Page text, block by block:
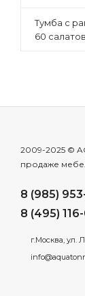
Тумба с
60
2009-2025 ©
продаже
8 (985)
8 (495)
г.Москва, ул.